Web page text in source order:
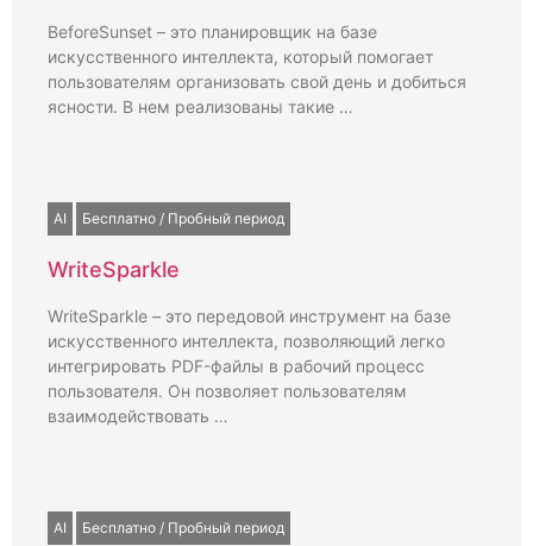
BeforeSunset – это планировщик на базе
искусственного интеллекта, который помогает
пользователям организовать свой день и добиться
ясности. В нем реализованы такие …
AI Бесплатно / Пробный период
WriteSparkle
WriteSparkle – это передовой инструмент на базе
искусственного интеллекта, позволяющий легко
интегрировать PDF-файлы в рабочий процесс
пользователя. Он позволяет пользователям
взаимодействовать …
AI Бесплатно / Пробный период